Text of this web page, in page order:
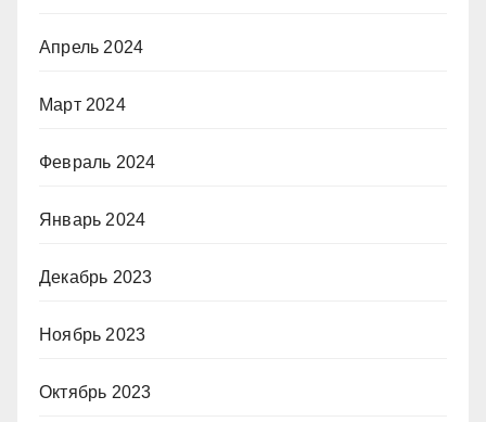
Апрель 2024
Март 2024
Февраль 2024
Январь 2024
Декабрь 2023
Ноябрь 2023
Октябрь 2023